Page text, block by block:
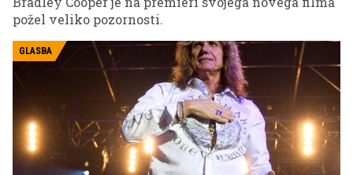
požel veliko pozornosti.
GLASBA